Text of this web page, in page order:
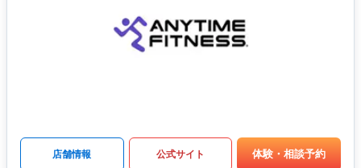
店舗情報 公式サイト 体験・相談予約